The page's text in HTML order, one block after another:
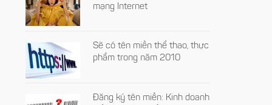
mạng Internet
Sẽ có tên miền thể thao, thực
phẩm trong năm 2010
Đăng ký tên miền: Kinh doanh